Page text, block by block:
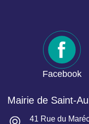
Facebook
Mairie de Saint-
41 Rue du